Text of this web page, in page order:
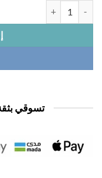
تسوقي بثقة —